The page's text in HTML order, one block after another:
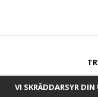
VI SKRÄDDARSYR DIN